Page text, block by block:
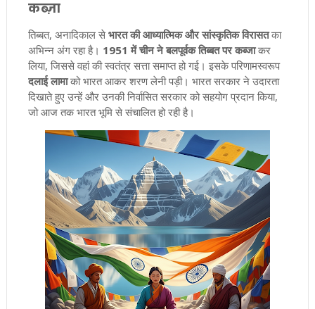
कब्ज़ा
तिब्बत, अनादिकाल से भारत की आध्यात्मिक और सांस्कृतिक विरासतका
अभिन्न अंग रहा है। 1951 में चीन ने बलपूर्वक तिब्बत पर कब्जाकर
लिया, जिससे वहां की स्वतंत्र सत्ता समाप्त हो गई। इसके परिणामस्वरूप
दलाई लामाको भारत आकर शरण लेनी पड़ी। भारत सरकार ने उदारता
दिखाते हुए उन्हें और उनकी निर्वासित सरकार को सहयोग प्रदान किया,
जो आज तक भारत भूमि से संचालित हो रही है।